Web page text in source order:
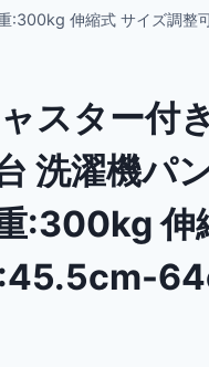
:300kg 伸縮式 サイズ調整
スター付
洗濯機パ
:300kg 伸